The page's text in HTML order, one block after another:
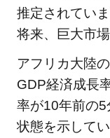
厳
ス
と
条
推定されていま
将来、巨大市
アフリカ大陸
GDP経済成長
率が10年前の
状態を示してい